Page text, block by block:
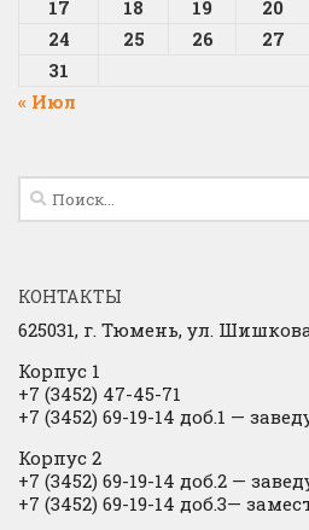
17
18 19 20
24
25 26 27
31
« Июл
Найти:
КОНТАКТЫ
625031, г. Тюмень, ул.
Корпус 1
+7 (3452) 47-45-71
+7 (3452) 69-19-14 доб.1 —
Корпус 2
+7 (3452) 69-19-14 доб.2 —
+7 (3452) 69-19-14 доб.3—